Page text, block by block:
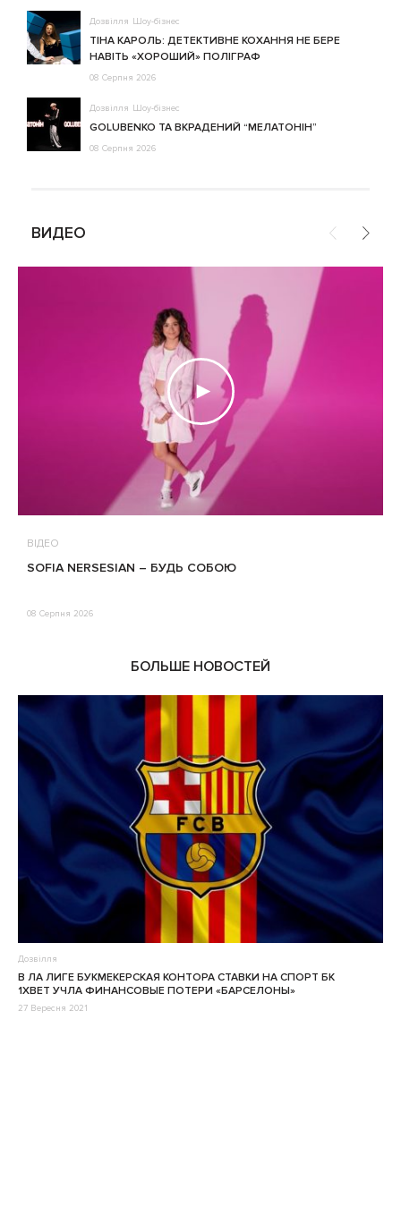
Дозвілля Шоу-бізнес
ТІНА КАРОЛЬ: ДЕТЕКТИВНЕ КОХАННЯ НЕ БЕРЕ
НАВІТЬ «ХОРОШИЙ» ПОЛІГРАФ
08 Серпня 2026
Дозвілля Шоу-бізнес
GOLUBENKO ТА ВКРАДЕНИЙ “МЕЛАТОНІН”
08 Серпня 2026
ВИДЕО
ВІДЕО
SOFIA NERSESIAN – БУДЬ СОБОЮ
08 Серпня 2026
БОЛЬШЕ НОВОСТЕЙ
Дозвілля
В ЛА ЛИГЕ БУКМЕКЕРСКАЯ КОНТОРА СТАВКИ НА СПОРТ БК
1XBET УЧЛА ФИНАНСОВЫЕ ПОТЕРИ «БАРСЕЛОНЫ»
27 Вересня 2021